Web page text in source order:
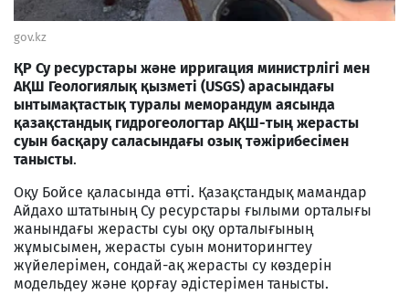
gov.kz
ҚР Су ресурстары және ирригация министрлігі мен
АҚШ Геологиялық қызметі (USGS) арасындағы
ынтымақтастық туралы меморандум аясында
қазақстандық гидрогеологтар АҚШ-тың жерасты
суын басқару саласындағы озық тәжірибесімен
танысты.
Оқу Бойсе қаласында өтті. Қазақстандық мамандар
Айдахо штатының Су ресурстары ғылыми орталығы
жанындағы жерасты суы оқу орталығының
жұмысымен, жерасты суын мониторингтеу
жүйелерімен, сондай-ақ жерасты су көздерін
модельдеу және қорғау әдістерімен танысты.